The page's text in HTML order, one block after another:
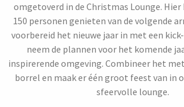
omgetoverd in de Christmas Lounge.
150 personen genieten van de volgende
voorbereid het nieuwe jaar in met een
neem de plannen voor het komende
inspirerende omgeving. Combineer het
borrel en maak er één groot feest van in
sfeervolle lounge.